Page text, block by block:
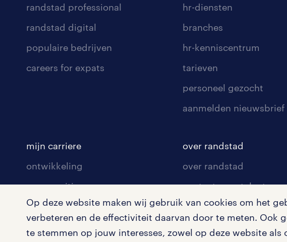
Op deze website maken wij gebruik van cookies om het
verbeteren en de effectiviteit daarvan door te meten. Ook
te stemmen op jouw interesses, zowel op deze website
randstad professional
randstad digital
populaire bedrijven
careers for expats
hr-diensten
branches
hr-kenniscentrum
tarieven
personeel gezocht
aanmelden nieuwsbrief
mijn carriere
ontwikkeling
communities
opleidingen en trainingen
over randstad
over randstad
contact voor talent
contact voor
onze vestigingen